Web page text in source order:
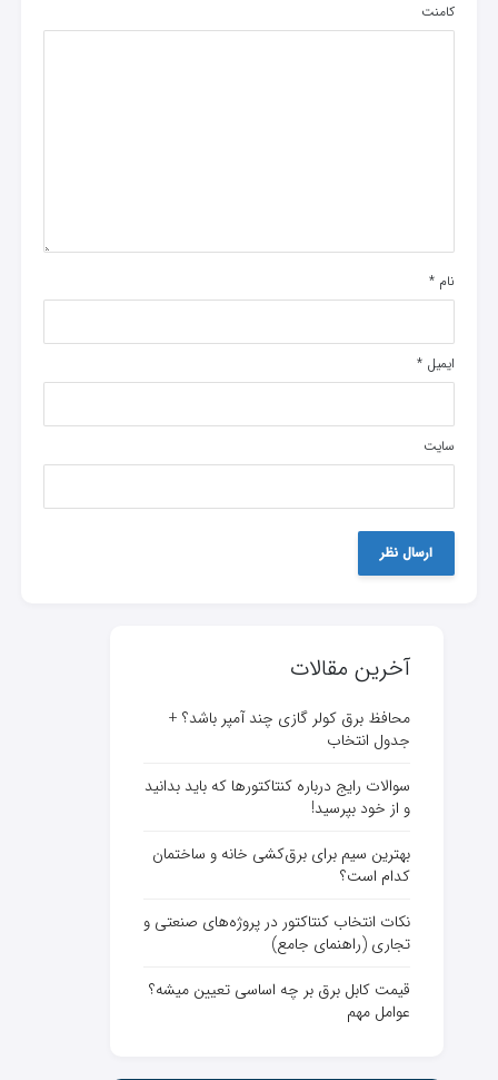
کامنت
نام *
ایمیل *
سایت
آخرین مقالات
محافظ برق کولر گازی چند آمپر باشد؟ +
جدول انتخاب
سوالات رایج درباره کنتاکتورها که باید بدانید
و از خود بپرسید!
بهترین سیم برای برق‌کشی خانه و ساختمان
کدام است؟
نکات انتخاب کنتاکتور در پروژه‌های صنعتی و
تجاری (راهنمای جامع)
قیمت کابل برق بر چه اساسی تعیین میشه؟
عوامل مهم